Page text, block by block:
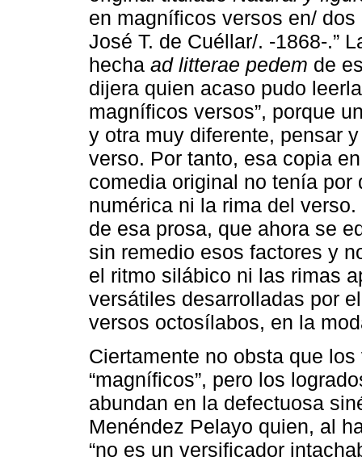
en magníficos versos en/
José T. de Cuéllar/. -1868-.”
hecha ad litterae pedem de
dijera quien acaso pudo
magníficos versos”, porque
y otra muy diferente, pensar
verso. Por tanto, esa copia
comedia original no tenía
numérica ni la rima del
de esa prosa, que ahora se
sin remedio esos factores y
el ritmo silábico ni las rimas
versátiles desarrolladas por
versos octosílabos, en la
Ciertamente no obsta que
“magníficos”, pero los
abundan en la defectuosa
Menéndez Pelayo quien, al
“no es un versificador